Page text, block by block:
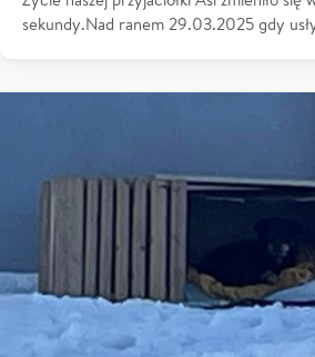
sekundy.Nad ranem 29.03.2025 gdy